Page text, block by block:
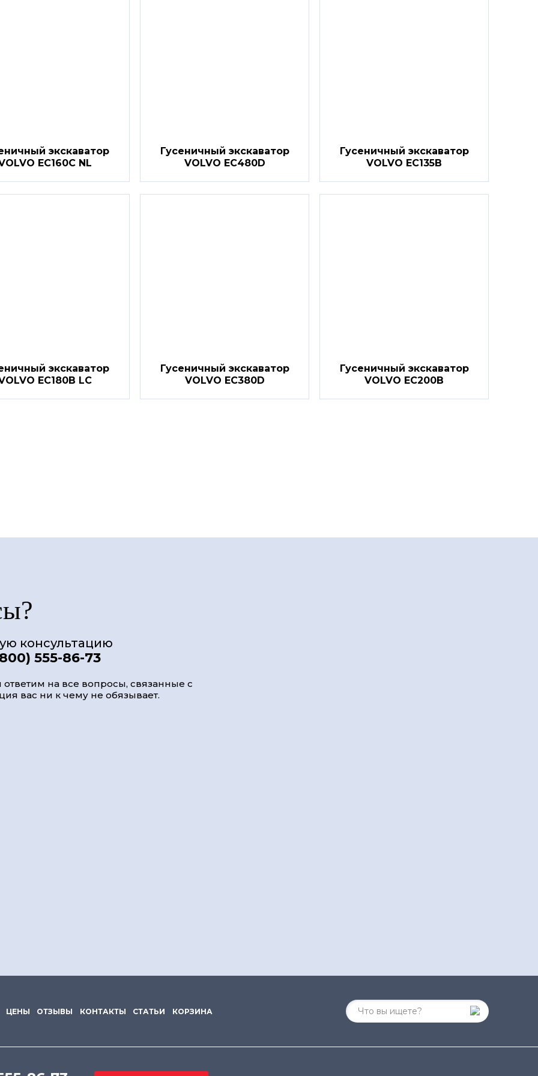
экскаватор
EC160C NL
Гусеничный экскаватор
VOLVO EC480D
Гусеничный экскаватор
VOLVO EC135B
экскаватор
EC180B LC
Гусеничный экскаватор
VOLVO EC380D
Гусеничный экскаватор
VOLVO EC200B
консультацию
555-86-73
на все вопросы, связанные с
вас ни к чему не обязывает.
ЦЕНЫ ОТЗЫВЫ КОНТАКТЫ СТАТЬИ КОРЗИНА